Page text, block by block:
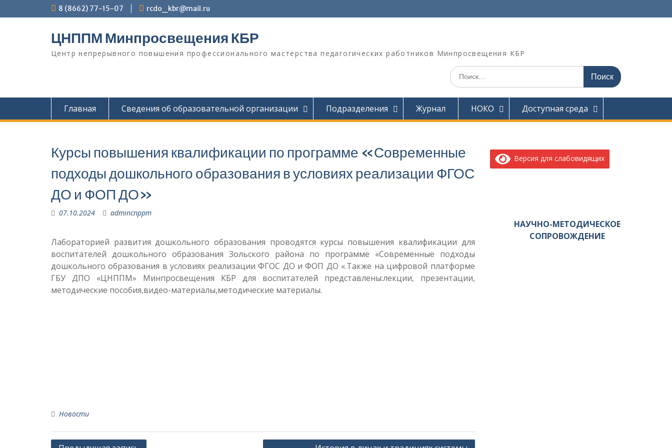
к
8 (8662) 77-15-07 rcdo_kbr@mail.ru
ЦНППМ Минпросвещения КБР
Центр непрерывного повышения профессионального мастерства педагогических работников Минпросвещения КБР
Искать:
Главная Сведения об образовательной организации Подразделения Журнал НОКО Доступная среда
Курсы повышения квалификации по программе «Современные
подходы дошкольного образования в условиях реализации ФГОС
ДО и ФОП ДО»
07.10.2024 admincnppm
Лабораторией развития дошкольного образования проводятся курсы повышения квалификации для
воспитателей дошкольного образования Зольского района по программе «Современные подходы
дошкольного образования в условиях реализации ФГОС ДО и ФОП ДО «.Также на цифровой платформе
ГБУ ДПО «ЦНППМ» Минпросвещения КБР для воспитателей представлены:лекции, презентации,
методические пособия,видео-материалы,методические материалы.
Новости
Версия для слабовидящих
НАУЧНО-МЕТОДИЧЕСКОЕ
СОПРОВОЖДЕНИЕ